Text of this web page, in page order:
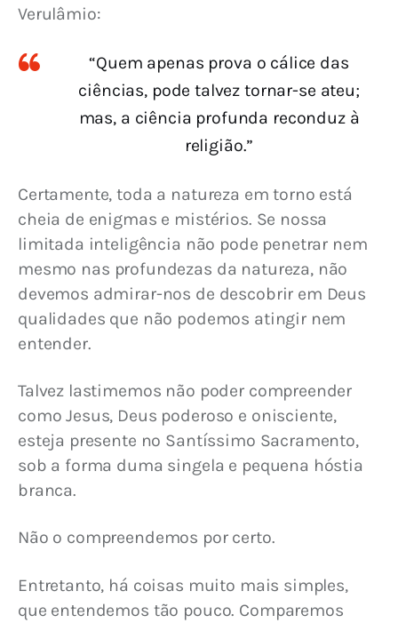
Verulâmio:
“Quem apenas prova o cálice das
ciências, pode talvez tornar-se ateu;
mas, a ciência profunda reconduz à
religião.”
Certamente, toda a natureza em torno está
cheia de enigmas e mistérios. Se nossa
limitada inteligência não pode penetrar nem
mesmo nas profundezas da natureza, não
devemos admirar-nos de descobrir em Deus
qualidades que não podemos atingir nem
entender.
Talvez lastimemos não poder compreender
como Jesus, Deus poderoso e onisciente,
esteja presente no Santíssimo Sacramento,
sob a forma duma singela e pequena hóstia
branca.
Não o compreendemos por certo.
Entretanto, há coisas muito mais simples,
que entendemos tão pouco. Comparemos